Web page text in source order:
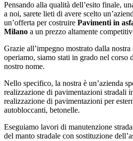
Pensando alla qualità dell’esito finale,
a noi, sarete lieti di avere scelto
un’offerta per costruire Pavimenti in
Milano a un prezzo altamente
Grazie all’impegno mostrato dalla
operiamo, siamo stati in grado nel corso
nostro nome.
Nello specifico, la nostra è un’azienda
realizzazione di pavimentazioni stradali
realizzazione di pavimentazioni per
autobloccanti, betonelle.
Eseguiamo lavori di manutenzione
del manto stradale con sostituzione